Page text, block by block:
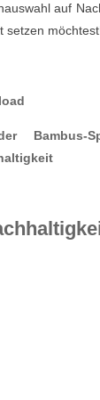
auf
setzen
Bambus-